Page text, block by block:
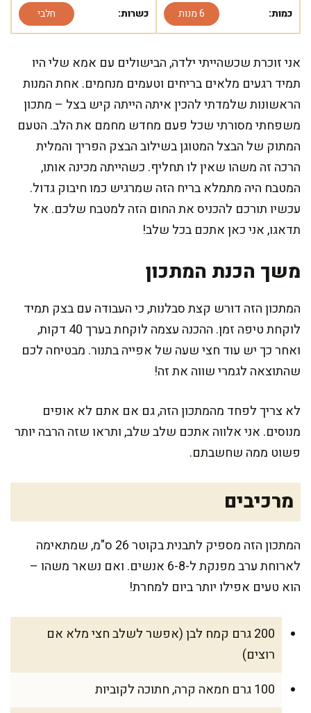
כמות: 6 מנות כשרות: חלבי
אני זוכרת שכשהייתי ילדה, הבישולים עם אמא שלי היו
תמיד רגעים מלאים בריחים וטעמים מנחמים. אחת המנות
הראשונות שלמדתי להכין איתה הייתה קיש בצל – מתכון
משפחתי מסורתי שכל פעם מחדש מחמם את הלב. הטעם
המתוק של הבצל המטוגן בשילוב הבצק הפריך והמלית
הרכה זה משהו שאין לו תחליף. כשהייתה מכינה אותו,
המטבח היה מתמלא בריח הזה שמרגיש כמו חיבוק גדול.
עכשיו תורכם להכניס את החום הזה למטבח שלכם. אל
תדאגו, אני כאן אתכם בכל שלב!
משך הכנת המתכון
המתכון הזה דורש קצת סבלנות, כי העבודה עם בצק תמיד
לוקחת טיפה זמן. ההכנה עצמה לוקחת בערך 40 דקות,
ואחר כך יש עוד חצי שעה של אפייה בתנור. מבטיחה לכם
שהתוצאה לגמרי שווה את זה!
לא צריך לפחד מהמתכון הזה, גם אם אתם לא אופים
מנוסים. אני אלווה אתכם שלב שלב, ותראו שזה הרבה יותר
פשוט ממה שחשבתם.
מרכיבים
המתכון הזה מספיק לתבנית בקוטר 26 ס"מ, שמתאימה
לארוחת ערב מפנקת ל-6-8 אנשים. ואם נשאר משהו –
הוא טעים אפילו יותר ביום למחרת!
200 גרם קמח לבן (אפשר לשלב חצי מלא אם
רוצים)
100 גרם חמאה קרה, חתוכה לקוביות